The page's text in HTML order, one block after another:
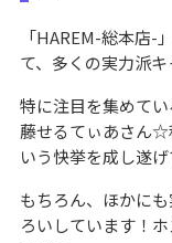
「HAREM-総本店-
て、多くの実力派キ
特に注目を集めて
藤せるてぃあさん☆
いう快挙を成し遂
もちろん、ほかに
ろいしています！